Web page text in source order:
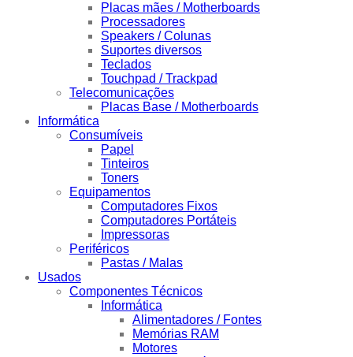
Placas mães / Motherboards
Processadores
Speakers / Colunas
Suportes diversos
Teclados
Touchpad / Trackpad
Telecomunicações
Placas Base / Motherboards
Informática
Consumíveis
Papel
Tinteiros
Toners
Equipamentos
Computadores Fixos
Computadores Portáteis
Impressoras
Periféricos
Pastas / Malas
Usados
Componentes Técnicos
Informática
Alimentadores / Fontes
Memórias RAM
Motores